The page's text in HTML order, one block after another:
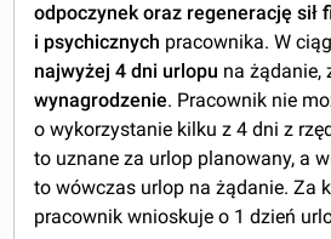
odpoczynek oraz regenerację sił
i psychicznych pracownika. W
najwyżej 4 dni urlopu na żądanie,
wynagrodzenie. Pracownik nie
o wykorzystanie kilku z 4 dni z
to uznane za urlop planowany, a
to wówczas urlop na żądanie. Za
pracownik wnioskuje o 1 dzień